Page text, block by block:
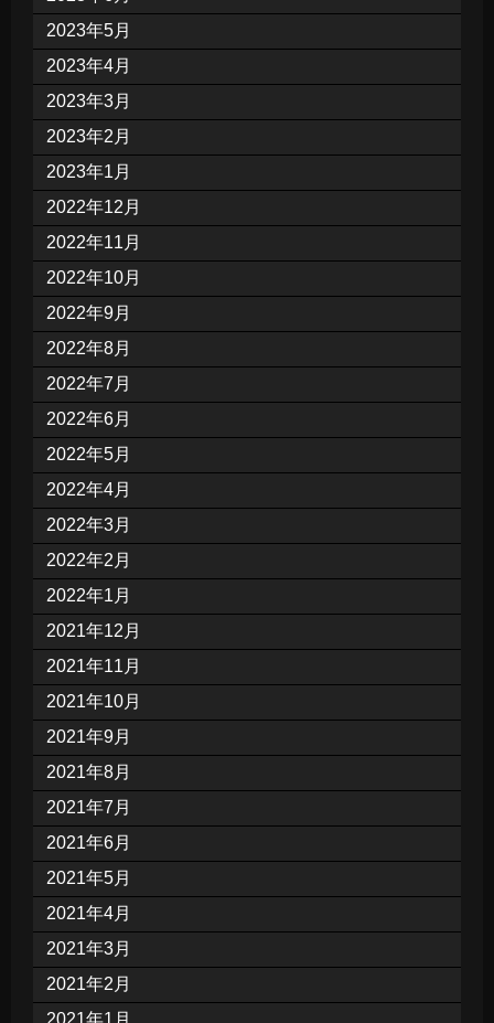
2023年5月
2023年4月
2023年3月
2023年2月
2023年1月
2022年12月
2022年11月
2022年10月
2022年9月
2022年8月
2022年7月
2022年6月
2022年5月
2022年4月
2022年3月
2022年2月
2022年1月
2021年12月
2021年11月
2021年10月
2021年9月
2021年8月
2021年7月
2021年6月
2021年5月
2021年4月
2021年3月
2021年2月